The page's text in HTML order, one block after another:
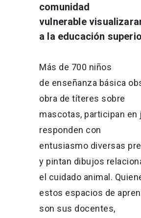
comunidad
vulnerable
a la educación
Más de 700 niños
de enseñanza básica
obra de títeres sobre
mascotas, participan en
responden con
entusiasmo diversas
y pintan dibujos
el cuidado animal.
estos espacios de
son sus docentes,